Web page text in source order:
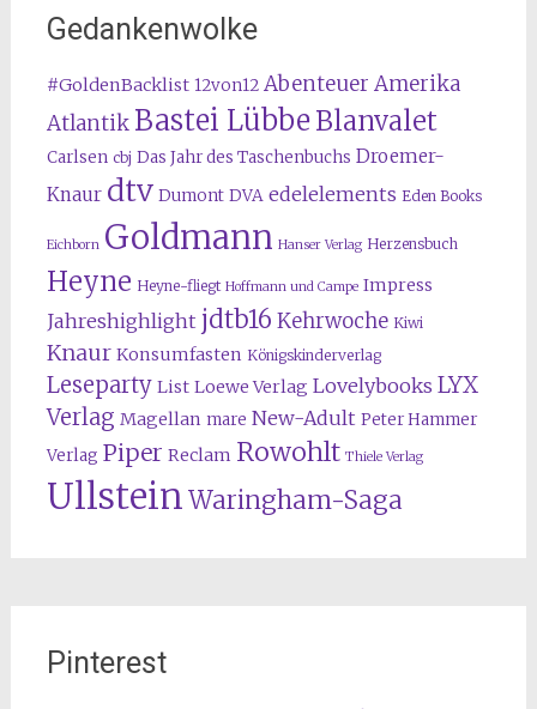
Gedankenwolke
#GoldenBacklist 12von12 Abenteuer Amerika
Atlantik Bastei LübbeBlanvalet
Carlsen cbj Das Jahr des Taschenbuchs Droemer-
Knaur dtv Dumont DVA edelelements Eden Books
Eichborn Goldmann Hanser Verlag Herzensbuch
Heyne Heyne-fliegt Hoffmann und Campe Impress
Jahreshighlight jdtb16 Kehrwoche Kiwi
Knaur Konsumfasten Königskinderverlag
Leseparty List Loewe Verlag Lovelybooks LYX
Verlag Magellan mare New-Adult Peter Hammer
Verlag Piper Reclam Rowohlt Thiele Verlag
UllsteinWaringham-Saga
Pinterest